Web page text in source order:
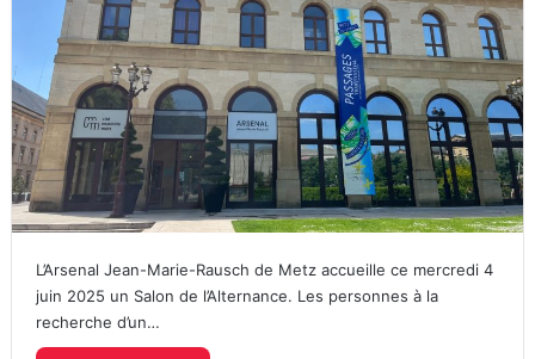
L’Arsenal Jean-Marie-Rausch de Metz accueille ce mercredi 4
juin 2025 un Salon de l’Alternance. Les personnes à la
recherche d’un…